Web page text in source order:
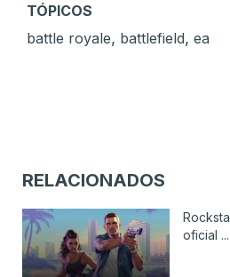
TÓPICOS
battle royale, battlefield, ea
RELACIONADOS
oficial ...